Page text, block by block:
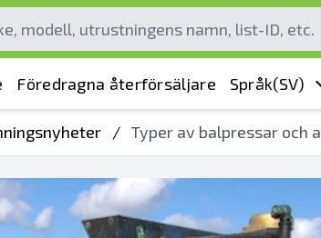
Föredragna återförsäljare Språk(SV)
/ Typer av balpressar och